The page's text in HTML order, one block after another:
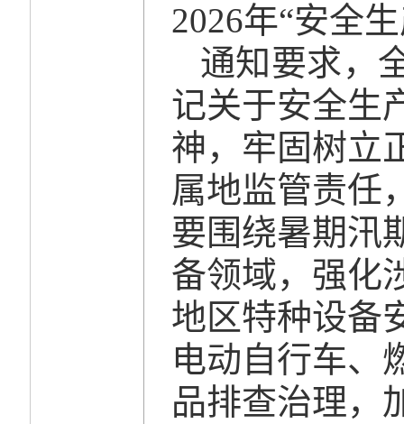
2026年“安全
通知要求，
记关于安全生
神，牢固树立
属地监管责任
要围绕暑期汛
备领域，强化
地区特种设备
电动自行车、
品排查治理，